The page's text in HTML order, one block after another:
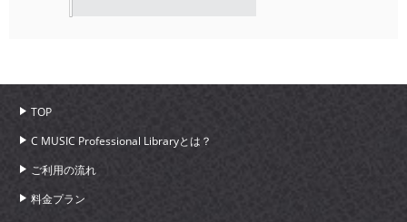
TOP
C MUSIC Professional Libraryとは？
ご利用の流れ
料金プラン